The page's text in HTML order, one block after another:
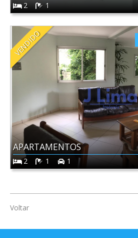
2
1
VENDIDO
APARTAMENTOS
2 1 1
Voltar